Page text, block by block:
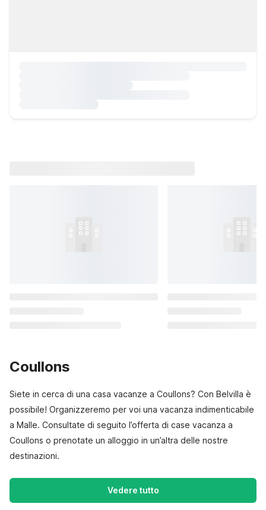
Coullons
Siete in cerca di una casa vacanze a Coullons? Con Belvilla è
possibile! Organizzeremo per voi una vacanza indimenticabile
a Malle. Consultate di seguito l’offerta di case vacanza a
Coullons o prenotate un alloggio in un’altra delle nostre
destinazioni.
Vedere tutto